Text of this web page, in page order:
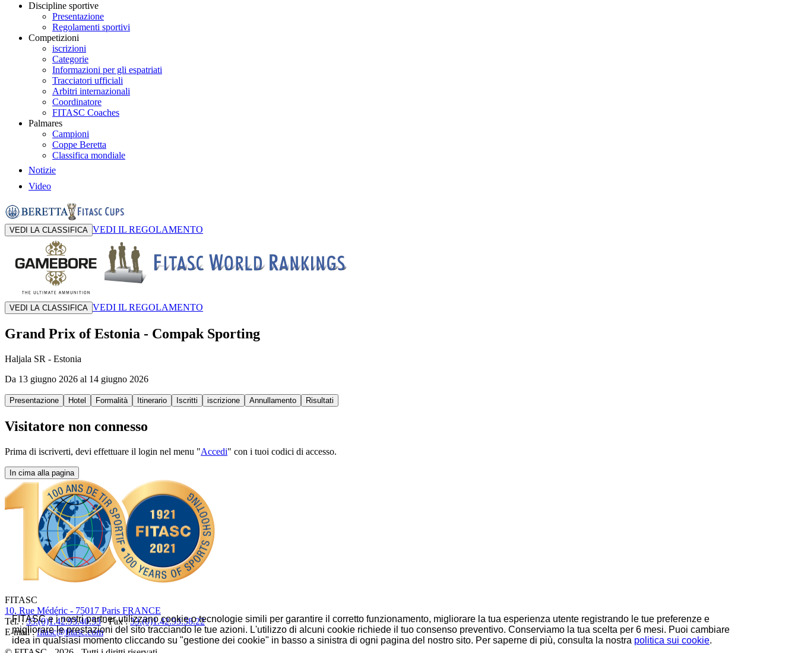
Discipline sportive
Presentazione
Regolamenti sportivi
Competizioni
iscrizioni
Categorie
Informazioni per gli espatriati
Tracciatori ufficiali
Arbitri internazionali
Coordinatore
FITASC Coaches
Palmares
Campioni
Coppe Beretta
Classifica mondiale
Notizie
Video
VEDI LA CLASSIFICA VEDI IL REGOLAMENTO
VEDI LA CLASSIFICA VEDI IL REGOLAMENTO
Grand Prix of Estonia - Compak Sporting
Haljala SR - Estonia
Da 13 giugno 2026 al 14 giugno 2026
Presentazione Hotel Formalità Itinerario Iscritti iscrizione Annullamento Risultati
Visitatore non connesso
Prima di iscriverti, devi effettuare il login nel menu "Accedi" con i tuoi codici di accesso.
In cima alla pagina
FITASC
10, Rue Médéric - 75017 Paris FRANCE
Tel. :33.(0)1.42.93.40.53- Fax :33.(0)1.42.93.58.22
E-mail :fitasc@fitasc.com
FITASC e i nostri partner utilizzano cookie o tecnologie simili per garantire il corretto funzionamento, migliorare la tua esperienza utente registrando le tue preferenze e
migliorare le prestazioni del sito tracciando le tue azioni. L'utilizzo di alcuni cookie richiede il tuo consenso preventivo. Conserviamo la tua scelta per 6 mesi. Puoi cambiare
idea in qualsiasi momento cliccando su "gestione dei cookie" in basso a sinistra di ogni pagina del nostro sito. Per saperne di più, consulta la nostra politica sui cookie.